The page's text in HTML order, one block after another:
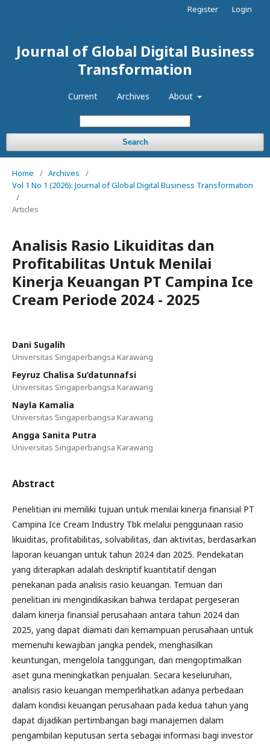
Journal of Global Digital Business
Transformation
Current Archives About
Search
Register Login
Home / Archives
/
Vol 1 No 1 (2026): Journal of Global Digital Business Transformation
/
Articles
Analisis Rasio Likuiditas dan
Profitabilitas Untuk Menilai
Kinerja Keuangan PT Campina Ice
Cream Periode 2024 - 2025
Dani Sugalih
Universitas Singaperbangsa Karawang
Feyruz Chalisa Su’datunnafsi
Universitas Singaperbangsa Karawang
Nayla Kamalia
Universitas Singaperbangsa Karawang
Angga Sanita Putra
Universitas Singaperbangsa Karawang
Abstract
Penelitian ini memiliki tujuan untuk menilai kinerja finansial PT
Campina Ice Cream Industry Tbk melalui penggunaan rasio
likuiditas, profitabilitas, solvabilitas, dan aktivitas, berdasarkan
laporan keuangan untuk tahun 2024 dan 2025. Pendekatan
yang diterapkan adalah deskriptif kuantitatif dengan
penekanan pada analisis rasio keuangan. Temuan dari
penelitian ini mengindikasikan bahwa terdapat pergeseran
dalam kinerja finansial perusahaan antara tahun 2024 dan
2025, yang dapat diamati dari kemampuan perusahaan untuk
memenuhi kewajiban jangka pendek, menghasilkan
keuntungan, mengelola tanggungan, dan mengoptimalkan
aset guna meningkatkan penjualan. Secara keseluruhan,
analisis rasio keuangan memperlihatkan adanya perbedaan
dalam kondisi keuangan perusahaan pada kedua tahun yang
dapat dijadikan pertimbangan bagi manajemen dalam
pengambilan keputusan serta sebagai informasi bagi investor